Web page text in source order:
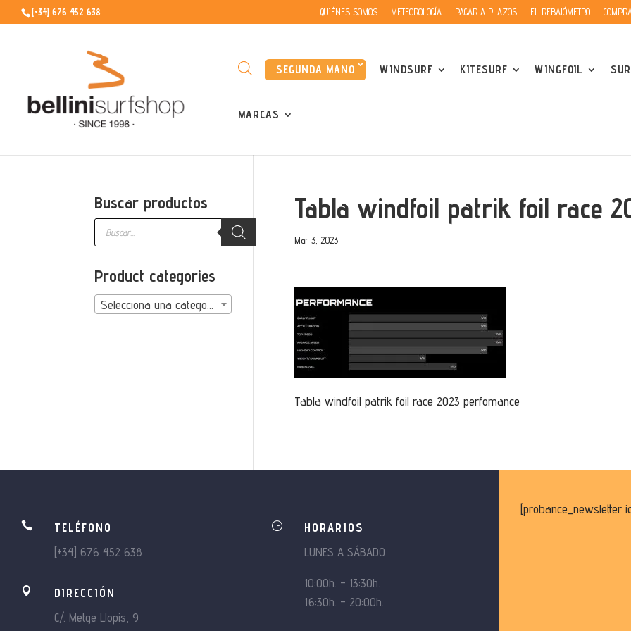
[+34] 676 452 638 QUIÉNES SOMOS METEOROLOGÍA PAGAR A PLAZOS EL REBAJÓMETRO
SEGUNDA MANO WINDSURF KITESURF WINGFOIL
MARCAS
Tabla windfoil patrik foil race
Mar 3, 2023
Tabla windfoil patrik foil race 2023 perfomance
Buscar productos
Búsqueda
productos
Product categories
Selecciona una categoría

TELÉFONO
[+34] 676 452 638

DIRECCIÓN
C/. Metge Llopis, 9
}
HORARIOS
LUNES A SÁBADO
10:00h. – 13:30h.
16:30h. – 20:00h.
[probance_newsletter